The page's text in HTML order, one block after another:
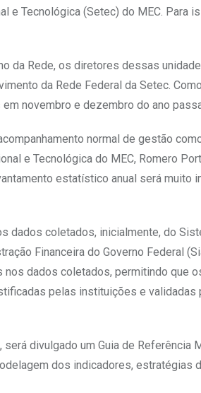
Tecnológica (Setec) do MEC. Para
da Rede, os diretores dessas
da Rede Federal da Setec.
novembro e dezembro do ano
normal de gestão
e Tecnológica do MEC, Romero
estatístico anual será muito
dados coletados, inicialmente, do
Financeira do Governo Federal
dados coletados, permitindo que
pelas instituições e validadas
divulgado um Guia de Referência
dos indicadores, estratégias